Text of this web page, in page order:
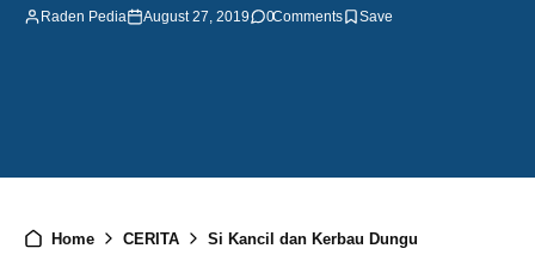
Raden Pedia August 27, 2019 0Comments
Home CERITA Si Kancil dan Kerbau Dungu